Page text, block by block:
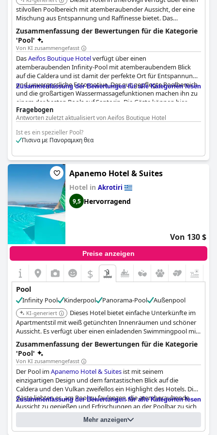
stilvollen Poolbereich mit atemberaubender Aussicht, der eine
Mischung aus Entspannung und Raffinesse bietet. Das
Boutique-Ambiente sorgt für persönlichen Service und Liebe
zum Detail.
Zusammenfassung der Bewertungen für die Kategorie
'Pool'
Von KI zusammengefasst
DasAeifos Boutique Hotelverfügt über einen
atemberaubenden Infinity-Pool mit atemberaubendem Blick
auf die Caldera und ist damit der perfekte Ort für Entspannung
und unvergessliche Fotomotive. Der gut gepflegte Poolbereich
und die großartigen Wassermassagefunktionen machen ihn zu
einem der besten Pools auf Santorin. Die Gäste können hier
faulenzen und Getränke genießen, während sie die Aussicht
genießen, auch wenn die Preise etwas hoch sind. Der Pool
wurde von Gästen, die sein einzigartiges und schönes Design
schätzen, als "wunderschön", "unglaublich" und "spektakulär"
beschrieben. Trotz der fehlenden Landschaftsgestaltung stiehlt
der Infinity-Pool mit seiner Größe und beeindruckenden Lage
die Show. Einige meinen, dass mehr Privatsphäre zwischen den
Whirlpools wünschenswert wäre, aber insgesamt ist der Pool ein
Highlight des Hotels.
Zusammenfassung der Bewertungen für alle Kategorien lesen
Fragebogen
Antworten zuletzt aktualisiert von Aeifos Boutique Hotel
Ist es ein spezieller Pool?
Πισινα με Πανοραμικη θεα
Apanemo Hotel & Suites
Hotel in Akrotiri
9,5 Hervorragend
Von 130 $
Preise anzeigen
$
Pool
Infinity Pool Kinderpool Panorama-Pool Außenpool
KI-generiert
Dieses Hotel bietet einfache Unterkünfte im
Apartmentstil mit weiß getünchten Innenräumen und schöner
Aussicht. Es verfügt über einen einladenden Swimmingpool mit
einem speziellen Kinderbereich, was es zu einer entspannten
Wahl für Familien macht.
Zusammenfassung der Bewertungen für die Kategorie
'Pool'
Von KI zusammengefasst
Der Pool imApanemo Hotel & Suites ist mit seinem
einzigartigen Design und dem fantastischen Blick auf die
Caldera und den Vulkan zweifellos ein Highlight des Hotels. Die
Gäste liebten es, am Pool zu faulenzen, die atemberaubende
Aussicht zu genießen und Erfrischungen an der Poolbar zu sich
zu nehmen. Obwohl einige den Pool manchmal als etwas kühl
empfanden, war er tief genug, um sich an einem heißen Tag
abzukühlen. Der Poolbereich selbst war wunderschön, mit
Zusammenfassung der Bewertungen für alle Kategorien lesen
Antworten zuletzt aktualisiert von Apanemo Hotel & Suites
Mehr anzeigen